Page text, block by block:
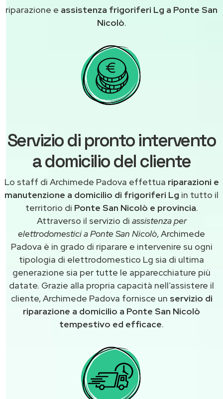
riparazione e assistenza frigoriferi Lg a Ponte San
Nicolò.
Servizio di pronto intervento
a domicilio del cliente
Lo staff di Archimede Padova effettua riparazioni e
manutenzione a domicilio di frigoriferi Lg in tutto il
territorio di Ponte San Nicolò e provincia.
Attraverso il servizio di assistenza per
elettrodomestici a Ponte San Nicolò, Archimede
Padova è in grado di riparare e intervenire su ogni
tipologia di elettrodomestico Lg sia di ultima
generazione sia per tutte le apparecchiature più
datate. Grazie alla propria capacità nell’assistere il
cliente, Archimede Padova fornisce un servizio di
riparazione a domicilio a Ponte San Nicolò
tempestivo ed efficace.